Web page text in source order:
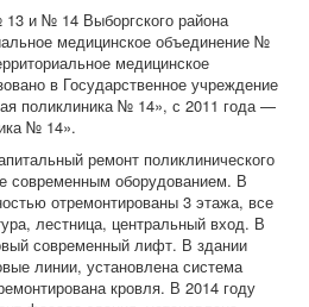
и № 14 Выборгского района
медицинское объединение №
медицинское
в Государственное учреждение
поликлиника № 14», с 2011 года —
№ 14».
ремонт поликлинического
современным оборудованием. В
отремонтированы 3 этажа, все
лестница, центральный вход. В
современный лифт. В здании
линии, установлена система
кровля. В 2014 году